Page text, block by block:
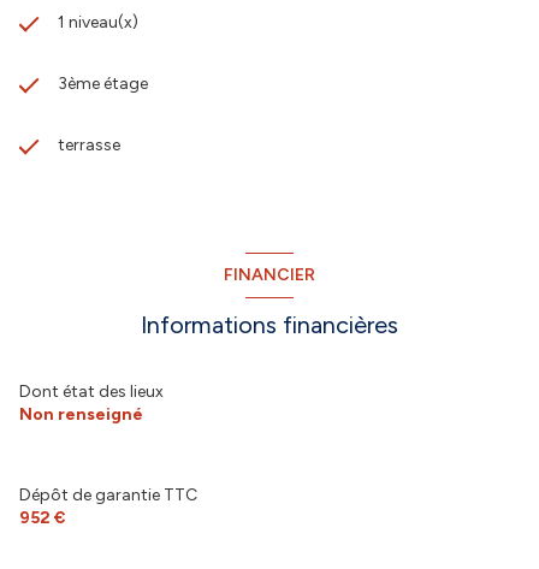
1 niveau(x)
3ème étage
terrasse
FINANCIER
Informations financières
Dont état des lieux
Non renseigné
Dépôt de garantie TTC
952 €